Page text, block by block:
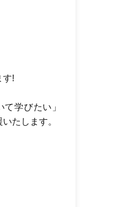
す!
学びたい」
たします。